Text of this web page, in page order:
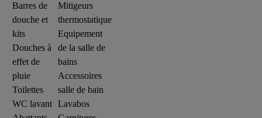
Barres de
douche et
kits
Douches à
effet de
pluie
Toilettes
WC lavant
Mitigeurs
thermostatique
Equipement
de la salle de
bains
Accessoires
salle de bain
Lavabos